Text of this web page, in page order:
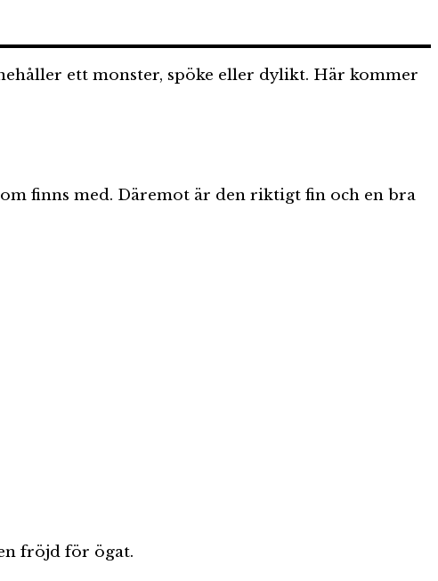
ett monster, spöke eller dylikt. Här kommer
finns med. Däremot är den riktigt fin och en bra
fröjd för ögat.